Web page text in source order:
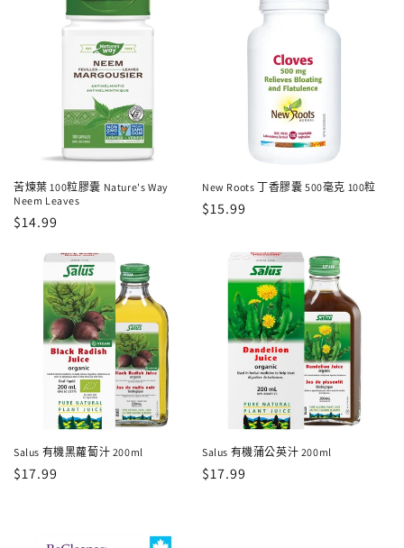
苦煉葉 100粒膠囊 Nature's Way
Neem Leaves
定
$14.99
New Roots 丁香膠囊 500毫克 100粒
定
$15.99
Salus 有機黑蘿蔔汁 200ml
定
$17.99
Salus 有機蒲公英汁 200ml
定
$17.99